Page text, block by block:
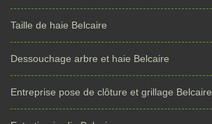
Taille de haie Belcaire
Dessouchage arbre et haie Belcaire
Entreprise pose de clôture et grillage Belcaire